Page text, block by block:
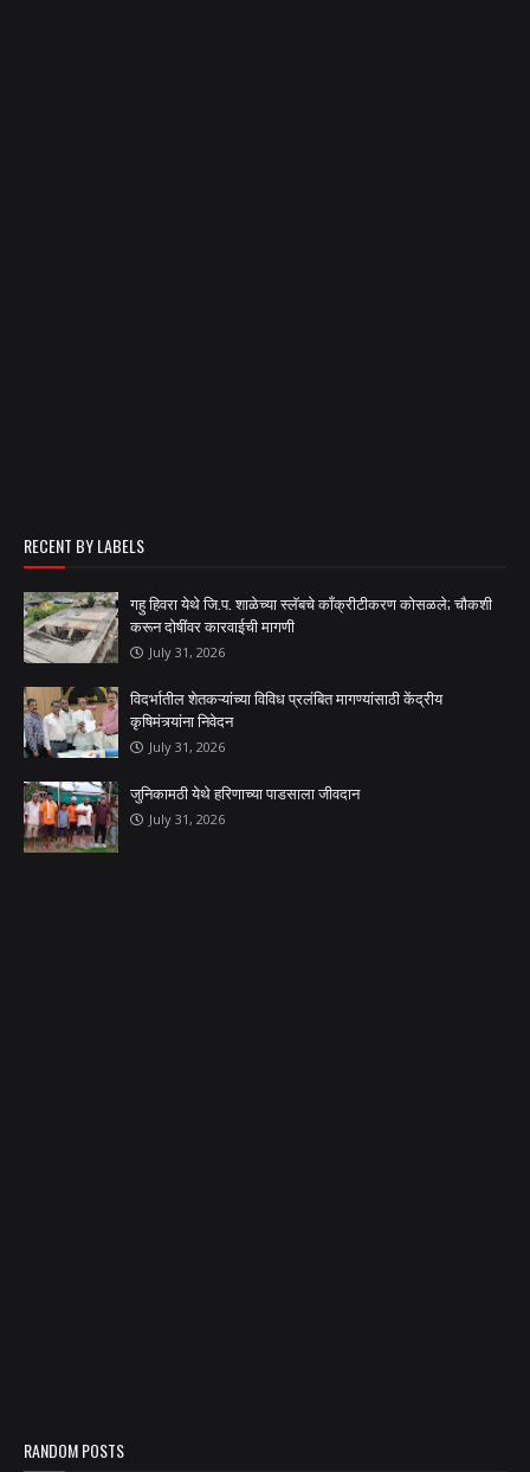
RECENT BY LABELS
गहु हिवरा येथे जि.प. शाळेच्या स्लॅबचे काँक्रीटीकरण कोसळले; चौकशी
करून दोषींवर कारवाईची मागणी
July 31, 2026
विदर्भातील शेतकऱ्यांच्या विविध प्रलंबित मागण्यांसाठी केंद्रीय
कृषिमंत्र्यांना निवेदन
July 31, 2026
जुनिकामठी येथे हरिणाच्या पाडसाला जीवदान
July 31, 2026
RANDOM POSTS